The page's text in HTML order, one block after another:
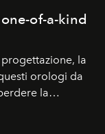
of-a-kind
la
orologi da
la